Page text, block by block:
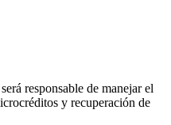
responsable de manejar el
y recuperación de